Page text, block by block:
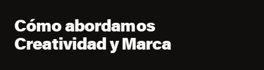
Cómo abordamos
Creatividad y Marca